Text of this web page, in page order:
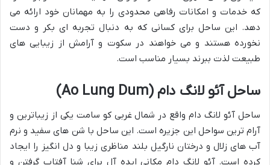
که خدمات و امکانات رفاهی محدودی را به مهمانان خود ارائه می
دهد. این ساحل برای کسانی که به دنبال تجربه ای بکر و دست
نخورده هستند و می خواهند در سکوت و آرامش از زیبایی های
طبیعت لذت ببرند بسیار مناسب است.
ساحل آئو لانگ دام (Ao Lung Dum)
ساحل آئو لانگ دام واقع در شمال غربی کو سامت یکی از زیباترین و
آرام ترین سواحل این جزیره است. این ساحل با شن های سفید و نرم
آب های زلال و درختان نارگیل بلند مناظری زیبا و دل انگیز را ایجاد
کرده است. آئو لانگ دام مکانی ایده آل برای شنا آفتاب گرفتن و